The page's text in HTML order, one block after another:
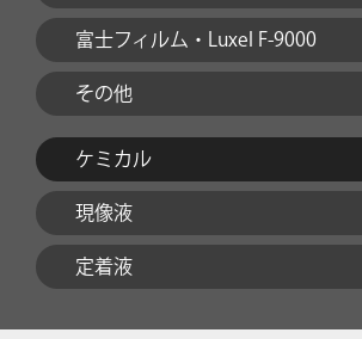
富士フィルム・Luxel F-9000
その他
ケミカル
現像液
定着液